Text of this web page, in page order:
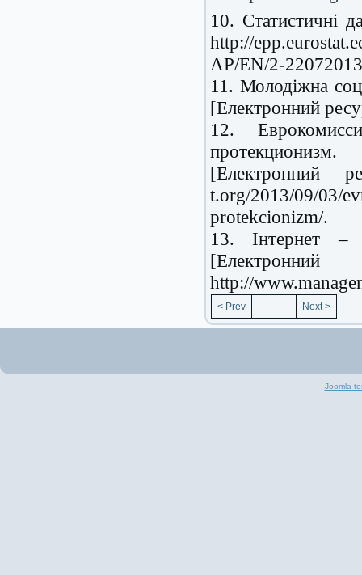
10. Статистичні
http://
AP/EN/2-
11. Молодіжна
[Електронний
12.
[Електронний
t.org/2013/09/03/
protekcionizm/.
13. Інтернет –
http://
< Prev Next >
Joomla